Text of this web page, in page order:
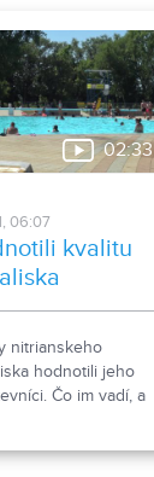
kúpaliska
02:33
06:07
kvalitu
nitrianskeho
hodnotili jeho
Čo im vadí, a